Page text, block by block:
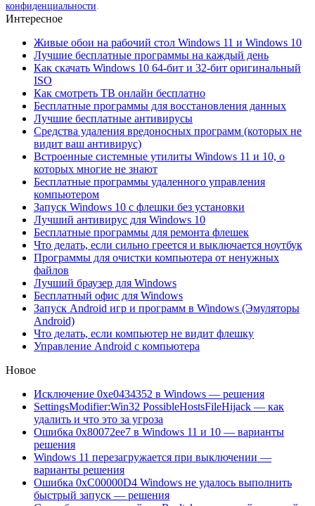
конфиденциальности.
Интересное
Живые обои на рабочий стол Windows 11 и Windows 10
Лучшие бесплатные программы на каждый день
Как скачать Windows 10 64-бит и 32-бит оригинальный
ISO
Как смотреть ТВ онлайн бесплатно
Бесплатные программы для восстановления данных
Лучшие бесплатные антивирусы
Средства удаления вредоносных программ (которых не
видит ваш антивирус)
Встроенные системные утилиты Windows 11 и 10, о
которых многие не знают
Бесплатные программы удаленного управления
компьютером
Запуск Windows 10 с флешки без установки
Лучший антивирус для Windows 10
Бесплатные программы для ремонта флешек
Что делать, если сильно греется и выключается ноутбук
Программы для очистки компьютера от ненужных
файлов
Лучший браузер для Windows
Бесплатный офис для Windows
Запуск Android игр и программ в Windows (Эмуляторы
Android)
Что делать, если компьютер не видит флешку
Управление Android с компьютера
Новое
Исключение 0xe0434352 в Windows — решения
SettingsModifier:Win32 PossibleHostsFileHijack — как
удалить и что это за угроза
Ошибка 0x80072ee7 в Windows 11 и 10 — варианты
решения
Windows 11 перезагружается при выключении —
варианты решения
Ошибка 0xC00000D4 Windows не удалось выполнить
быстрый запуск — решения